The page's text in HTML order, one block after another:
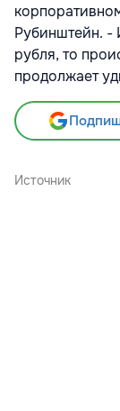
Рубинштейн. -
рубля, то
продолжает
Источник